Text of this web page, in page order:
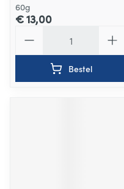
60g
€ 13,00
Bestel